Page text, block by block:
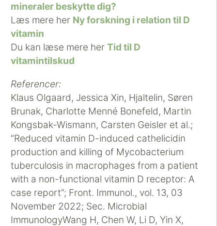
mineraler beskytte dig?
Læs mere her Ny forskning i relation til D
vitamin
Du kan læse mere herTid til D
vitamintilskud
Referencer:
Klaus Olgaard, Jessica Xin, Hjaltelin, Søren
Brunak, Charlotte Menné Bonefeld, Martin
Kongsbak-Wismann, Carsten Geisler et al.;
“Reduced vitamin D-induced cathelicidin
production and killing of Mycobacterium
tuberculosis in macrophages from a patient
with a non-functional vitamin D receptor: A
case report”; Front. Immunol., vol. 13, 03
November 2022; Sec. Microbial
ImmunologyWang H, Chen W, Li D, Yin X,